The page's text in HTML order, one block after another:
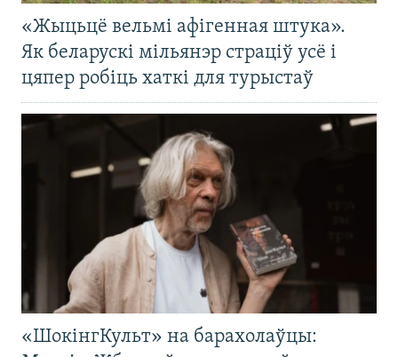
«Жыцьцё вельмі афігенная штука».
Як беларускі мільянэр страціў усё і
цяпер робіць хаткі для турыстаў
«ШокінгКульт» на барахолаўцы: